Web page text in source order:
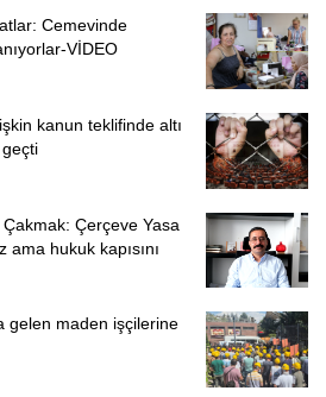
Cemevinde
VİDEO
kanun teklifinde altı
Çerçeve Yasa
ama hukuk kapısını
gelen maden işçilerine